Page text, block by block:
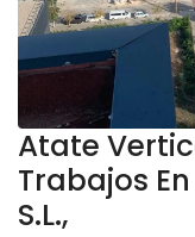
Atate
Trabajos
S.L.,